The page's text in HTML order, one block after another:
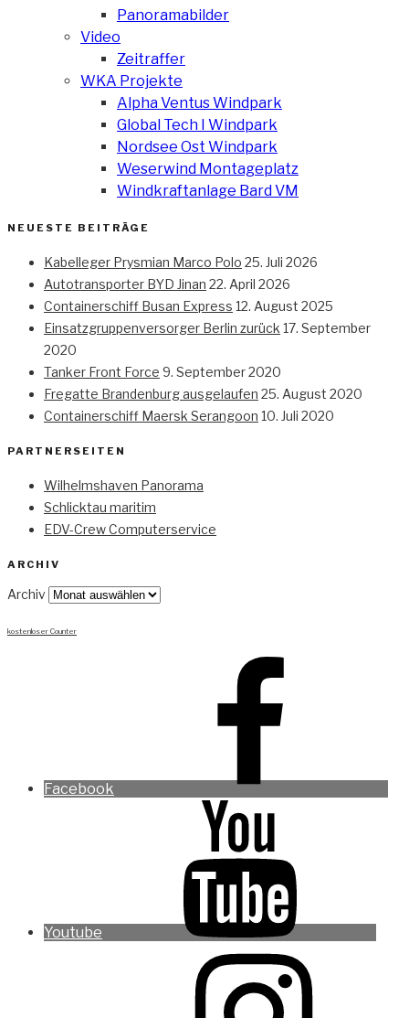
Panoramabilder
Video
Zeitraffer
WKA Projekte
Alpha Ventus Windpark
Global Tech I Windpark
Nordsee Ost Windpark
Weserwind Montageplatz
Windkraftanlage Bard VM
NEUESTE BEITRÄGE
Kabelleger Prysmian Marco Polo 25. Juli 2026
Autotransporter BYD Jinan 22. April 2026
Containerschiff Busan Express 12. August 2025
Einsatzgruppenversorger Berlin zurück 17. September
2020
Tanker Front Force 9. September 2020
Fregatte Brandenburg ausgelaufen 25. August 2020
Containerschiff Maersk Serangoon 10. Juli 2020
PARTNERSEITEN
Wilhelmshaven Panorama
Schlicktau maritim
EDV-Crew Computerservice
ARCHIV
Archiv
kostenloser Counter
Facebook
Youtube